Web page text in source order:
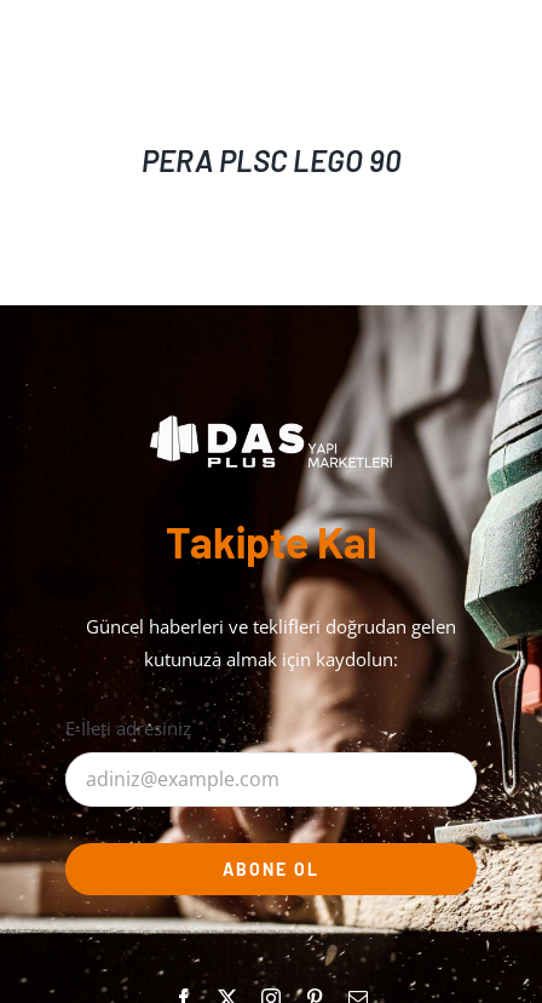
PERA PLSC LEGO 90
Takipte Kal
Güncel haberleri ve teklifleri doğrudan gelen
kutunuza almak için kaydolun:
E-İleti adresiniz
ABONE OL